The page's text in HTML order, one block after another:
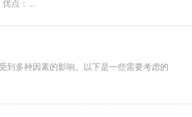
优点：...
到多种因素的影响。以下是一些需要考虑的